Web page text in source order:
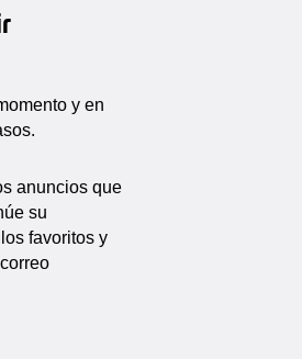
y en
anuncios que
su
favoritos y